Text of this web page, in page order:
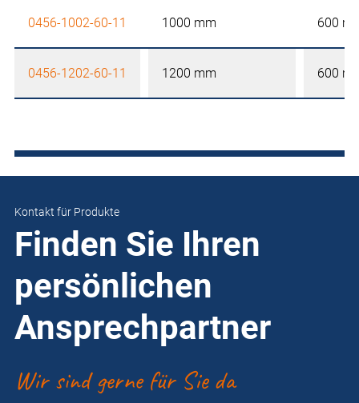
0456-1002-60-11 1000 mm 600
0456-1202-60-11 1200 mm 600
Kontakt für Produkte
Finden Sie Ihren
persönlichen
Ansprechpartner
Wir sind gerne für Sie da